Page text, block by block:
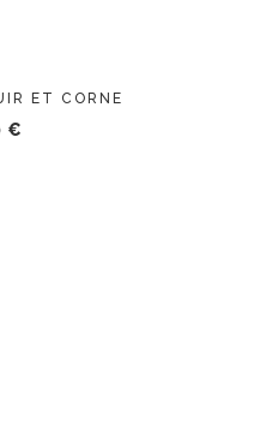
ET CORNE
€